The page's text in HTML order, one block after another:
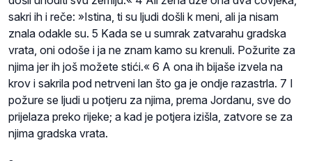
sakri ih i reče: »Istina, ti su ljudi došli k meni, ali ja nisam
znala odakle su. 5 Kada se u sumrak zatvarahu gradska
vrata, oni odoše i ja ne znam kamo su krenuli. Požurite za
njima jer ih još možete stići.« 6 A ona ih bijaše izvela na
krov i sakrila pod netrveni lan što ga je ondje razastrla. 7 I
požure se ljudi u potjeru za njima, prema Jordanu, sve do
prijelaza preko rijeke; a kad je potjera izišla, zatvore se za
njima gradska vrata.